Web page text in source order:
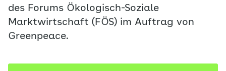
des Forums Ökologisch-Soziale
Marktwirtschaft (FÖS) im Auftrag von
Greenpeace.